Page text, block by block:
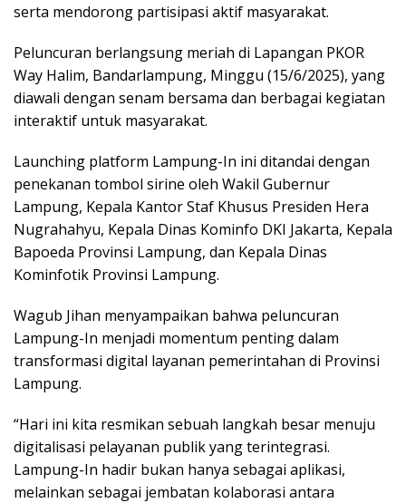
serta mendorong partisipasi aktif masyarakat.
Peluncuran berlangsung meriah di Lapangan PKOR
Way Halim, Bandarlampung, Minggu (15/6/2025), yang
diawali dengan senam bersama dan berbagai kegiatan
interaktif untuk masyarakat.
Launching platform Lampung-In ini ditandai dengan
penekanan tombol sirine oleh Wakil Gubernur
Lampung, Kepala Kantor Staf Khusus Presiden Hera
Nugrahahyu, Kepala Dinas Kominfo DKI Jakarta, Kepala
Bapoeda Provinsi Lampung, dan Kepala Dinas
Kominfotik Provinsi Lampung.
Wagub Jihan menyampaikan bahwa peluncuran
Lampung-In menjadi momentum penting dalam
transformasi digital layanan pemerintahan di Provinsi
Lampung.
“Hari ini kita resmikan sebuah langkah besar menuju
digitalisasi pelayanan publik yang terintegrasi.
Lampung-In hadir bukan hanya sebagai aplikasi,
melainkan sebagai jembatan kolaborasi antara